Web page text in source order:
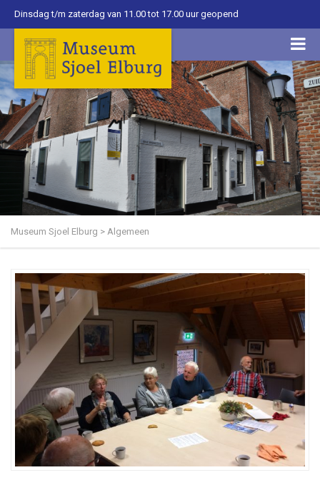
Dinsdag t/m zaterdag van 11.00 tot 17.00 uur geopend
Museum Sjoel Elburg > Algemeen